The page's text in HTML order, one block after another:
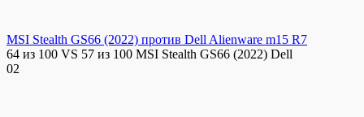
MSI Stealth GS66 (2022) против Dell Alienware m15 R7
64 из 100 VS 57 из 100 MSI Stealth GS66 (2022) Dell
02